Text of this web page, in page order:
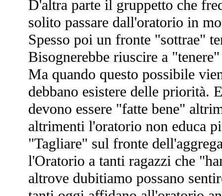
D'altra parte il gruppetto che
solito passare dall'oratorio in
Spesso poi un fronte "sottrae"
Bisognerebbe riuscire a
Ma quando questo possibile
debbano esistere delle priorità.
devono essere "fatte bene"
altrimenti l'oratorio non educa
"Tagliare" sul fronte
l'Oratorio a tanti ragazzi che
altrove dubitiamo possano